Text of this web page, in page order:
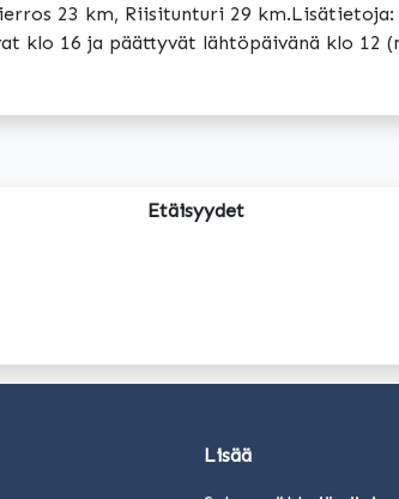
23 km, Riisitunturi 29
klo 16 ja päättyvät lähtöpäivänä klo 12
Etäisyydet
Lisää